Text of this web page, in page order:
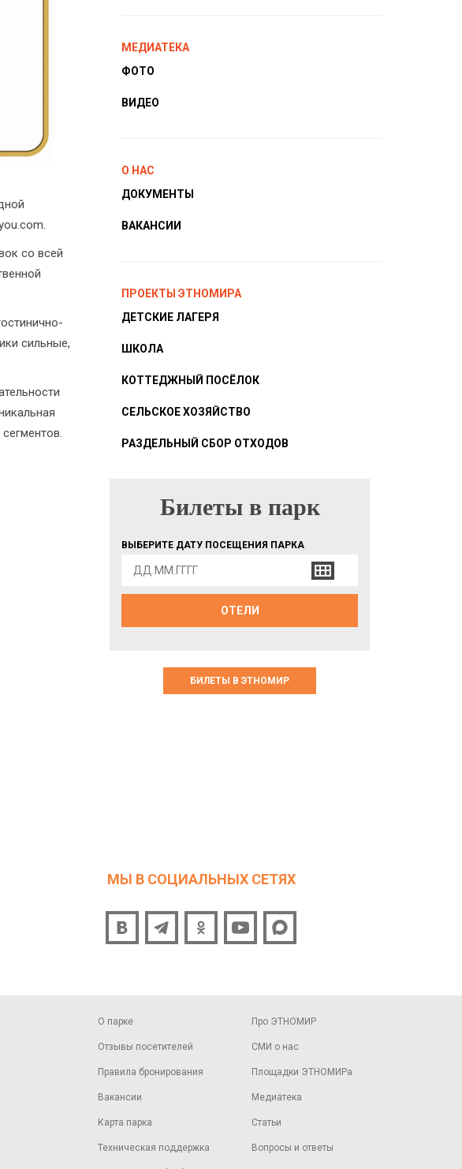
со всей
сильные,
МЕДИАТЕКА
ФОТО
ВИДЕО
О НАС
ДОКУМЕНТЫ
ВАКАНСИИ
ПРОЕКТЫ ЭТНОМИРА
ДЕТСКИЕ ЛАГЕРЯ
ШКОЛА
КОТТЕДЖНЫЙ ПОСЁЛОК
СЕЛЬСКОЕ ХОЗЯЙСТВО
РАЗДЕЛЬНЫЙ СБОР ОТХОДОВ
БИЛЕТЫ В ПАРК
Билеты в парк
ВЫБЕРИТЕ ДАТУ ПОСЕЩЕНИЯ ПАРКА
ОТЕЛИ
БИЛЕТЫ В ЭТНОМИР
МЫ В СОЦИАЛЬНЫХ СЕТЯХ
О парке
Отзывы посетителей
Правила бронирования
Вакансии
Карта парка
Техническая поддержка
Про ЭТНОМИР
СМИ о нас
Площадки ЭТНОМИРа
Медиатека
Статьи
Вопросы и ответы